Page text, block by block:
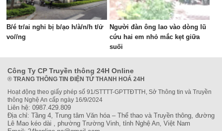
B/é tr/ai nghi bị b/ạo h/à/n/h t/ử
vo//ng
Người đàn ông lao vào dòng lũ
cứu hai em nhỏ mắc kẹt giữa
suối
Công Ty CP Truyền thông 24H Online
® TRANG THÔNG TIN ĐIỆN TỬ THANH HOÁ 24H
Hoạt động theo giấy phép số 91/STTTT-GPTTĐTTH, Sở Thông tin và Truyền
thông Nghệ An cấp ngày 16/9/2024
Liên hệ: 0987.429.809
Địa chỉ: Tầng 4, Trung tâm Văn hóa – Thể thao và Truyền thông, đường
Lê Mao kéo dài , phường Trường Vinh, tỉnh Nghệ An, Việt Nam